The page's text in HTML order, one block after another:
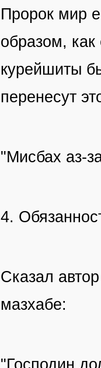
Пророк мир
образом,
курейшиты
перенесут
"Мисбах аз-
4.
Сказал
мазхабе:
"Господин